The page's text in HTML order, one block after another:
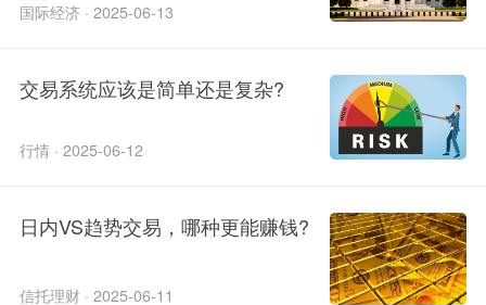
国际经济 · 2025-06-13
交易系统应该是简单还是复杂?
行情 · 2025-06-12
日内VS趋势交易，哪种更能赚钱?
信托理财 · 2025-06-11